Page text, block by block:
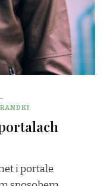
RANDKI
i portale